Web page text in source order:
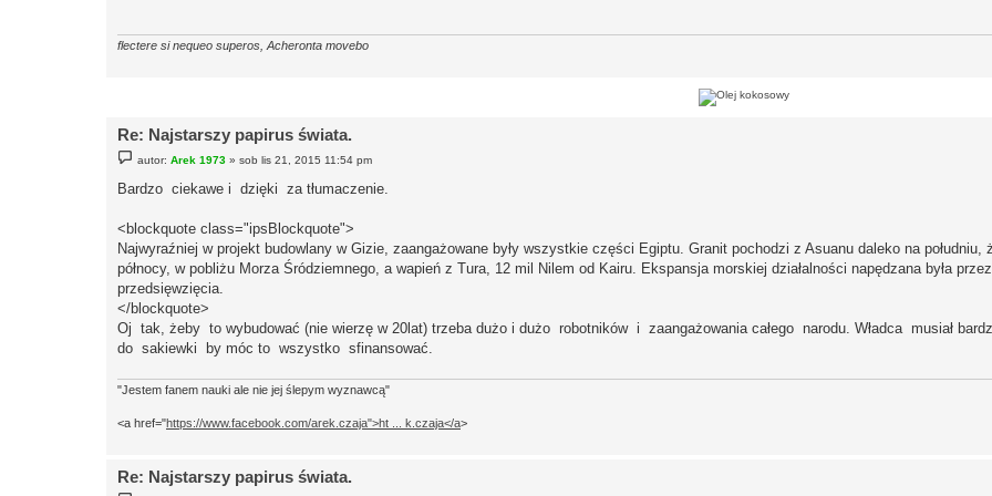
flectere si nequeo superos, Acheronta movebo
Re: Najstarszy papirus świata.
o
t
autor:Arek 1973 »sob lis 21, 2015 11:54 pm
Bardzo ciekawe i dzięki za tłumaczenie.
<blockquote class="ipsBlockquote">
Najwyraźniej w projekt budowlany w Gizie, zaangażowane były wszystkie części Egiptu. Granit pochodzi z Asuanu daleko na południu,
północy, w pobliżu Morza Śródziemnego, a wapień z Tura, 12 mil Nilem od Kairu. Ekspansja morskiej działalności napędzana była
przedsięwzięcia.
</blockquote>
Oj tak, żeby to wybudować (nie wierzę w 20lat) trzeba dużo i dużo robotników i zaangażowania całego narodu. Władca musiał
do sakiewki by móc to wszystko sfinansować.
"Jestem fanem nauki ale nie jej ślepym wyznawcą"
<a href="https://www.facebook.com/arek.czaja">ht ... k.czaja</a>
Re: Najstarszy papirus świata.